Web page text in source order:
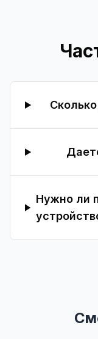
Нужно ли